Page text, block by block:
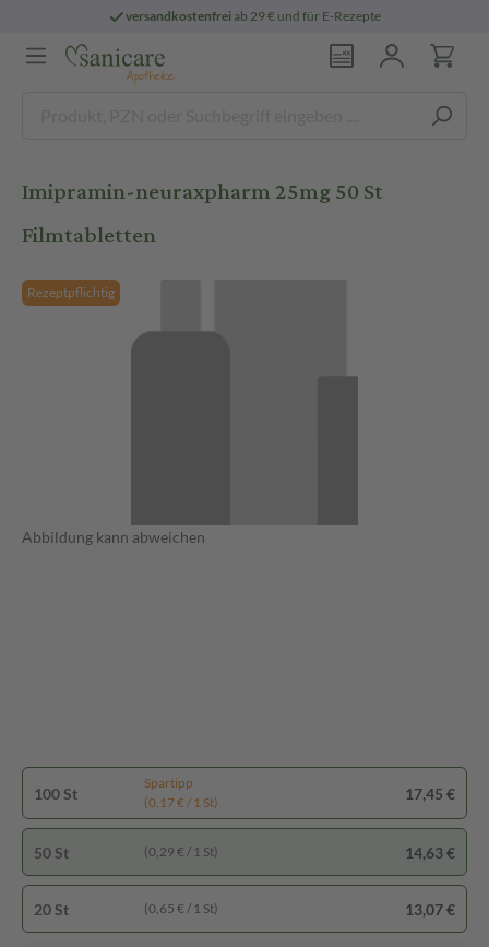
versandkostenfreiab 29 € und für E-Rezepte
Imipramin-neuraxpharm 25mg 50 St
Filmtabletten
Rezeptpflichtig
Abbildung kann abweichen
100 St
Spartipp
(0,17 € / 1 St)
17,45 €
50 St (0,29 € / 1 St) 14,63 €
20 St (0,65 € / 1 St) 13,07 €